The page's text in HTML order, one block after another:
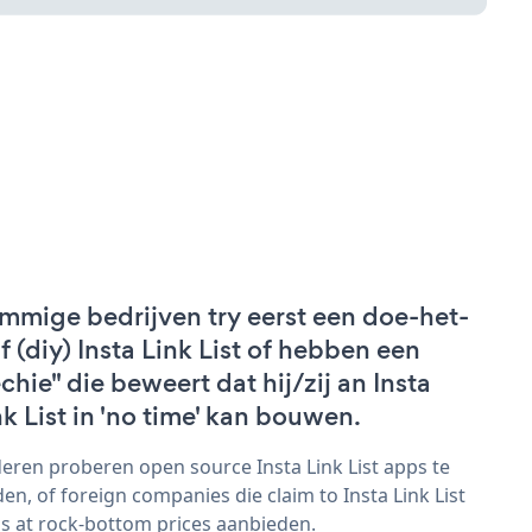
bedrijven try eerst een doe-het-
(diy) Insta Link List of hebben een
die beweert dat hij/zij an Insta
List in 'no time' kan bouwen.
proberen open source Insta Link List apps te
of foreign companies die claim to Insta Link List
at rock-bottom prices aanbieden.